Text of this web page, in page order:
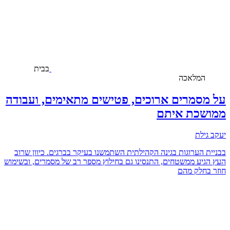
בבית
המלאכה
על מסמרים ארוכים, פטישים מתאימים, ועבודה
ממושכת איתם
יעקב גילת
בבניית הערוגות בגינה הקהילתית השתמשנו בעיקר בברגים. כיוון שרוב
העץ הגיע ממשטחים, התנסינו גם בחילוץ מספר רב של מסמרים, ובשימוש
חוזר בחלק מהם